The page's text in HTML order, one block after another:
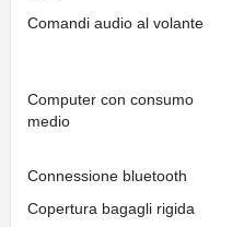
Comandi audio al volante
Computer con consumo
medio
Connessione bluetooth
Copertura bagagli rigida